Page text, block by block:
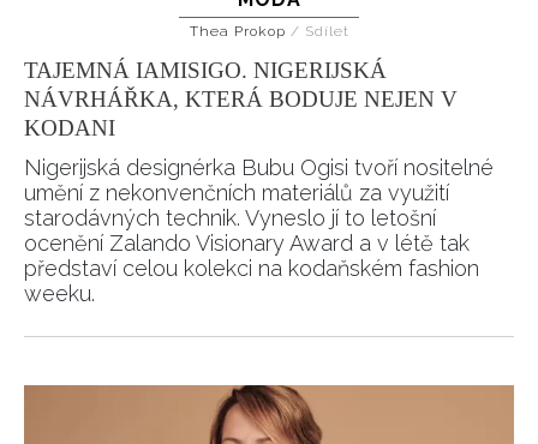
Thea Prokop / Sdílet
TAJEMNÁ IAMISIGO. NIGERIJSKÁ
NÁVRHÁŘKA, KTERÁ BODUJE NEJEN V
KODANI
Nigerijská designérka Bubu Ogisi tvoří nositelné
umění z nekonvenčních materiálů za využití
starodávných technik. Vyneslo jí to letošní
ocenění Zalando Visionary Award a v létě tak
představí celou kolekci na kodaňském fashion
weeku.